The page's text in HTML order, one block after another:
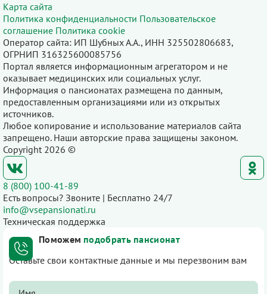
Карта сайта
Политика конфиденциальности Пользовательское
соглашение Политика cookie
Оператор сайта: ИП Шубных А.А., ИНН 325502806683,
ОГРНИП 316325600085756
Портал является информационным агрегатором и не
оказывает медицинских или социальных услуг.
Информация о пансионатах размещена по данным,
предоставленным организациями или из открытых
источников.
Любое копирование и использование материалов сайта
запрещено. Наши авторские права защищены законом.
Copyright 2026 ©
8 (800) 100-41-89
Есть вопросы? Звоните | Бесплатно 24/7
info@vsepansionati.ru
Техническая поддержка
Поможем подобрать пансионат
Оставьте свои контактные данные и мы перезвоним вам